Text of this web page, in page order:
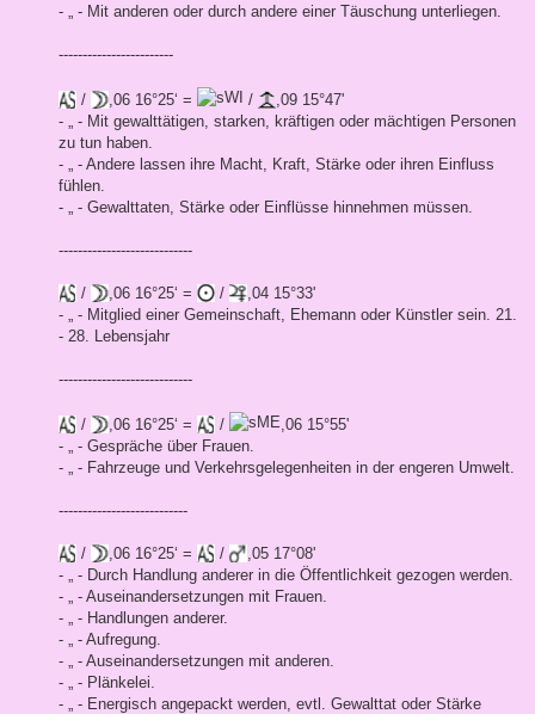
- „ - Mit anderen oder durch andere einer Täuschung unterliegen.
------------------------
/ ,06 16°25‘ = /
,09 15°47'
- „ - Mit gewalttätigen, starken, kräftigen oder mächtigen Personen
zu tun haben.
- „ - Andere lassen ihre Macht, Kraft, Stärke oder ihren Einfluss
fühlen.
- „ - Gewalttaten, Stärke oder Einflüsse hinnehmen müssen.
----------------------------
/ ,06 16°25‘ = /
,04 15°33'
- „ - Mitglied einer Gemeinschaft, Ehemann oder Künstler sein. 21.
- 28. Lebensjahr
----------------------------
/ ,06 16°25‘ = /
,06 15°55'
- „ - Gespräche über Frauen.
- „ - Fahrzeuge und Verkehrsgelegenheiten in der engeren Umwelt.
---------------------------
/ ,06 16°25‘ = /
,05 17°08'
- „ - Durch Handlung anderer in die Öffentlichkeit gezogen werden.
- „ - Auseinandersetzungen mit Frauen.
- „ - Handlungen anderer.
- „ - Aufregung.
- „ - Auseinandersetzungen mit anderen.
- „ - Plänkelei.
- „ - Energisch angepackt werden, evtl. Gewalttat oder Stärke